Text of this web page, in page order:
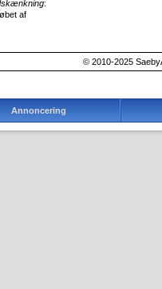
:
af
© 2010-2025
Annoncering